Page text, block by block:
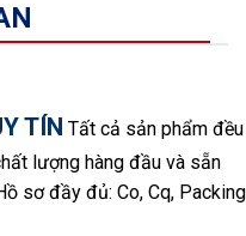
TÍN Tất cả sản phẩm đều
lượng hàng đầu và sẵn
sơ đầy đủ: Co, Cq, Packing